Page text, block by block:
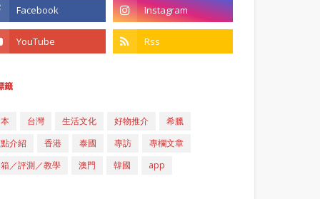
籤
台灣 生活文化 好物推介
希臘
介紹
香港 泰國 專訪
專欄文章
／評測／教學
澳門 韓國 app